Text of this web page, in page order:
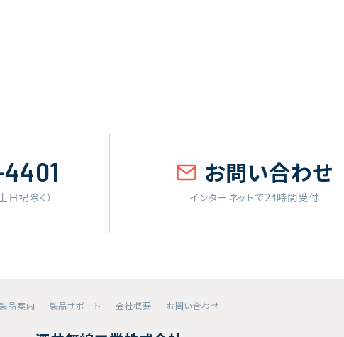
祝除く）
お問い合わせ
インターネットで24時間受付
品案内 製品サポート 会社概要 お問い合わせ